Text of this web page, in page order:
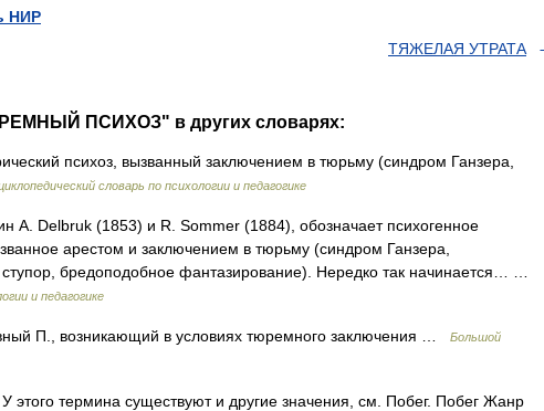
НИР
ТЯЖЕЛАЯ УТРАТА
ПСИХОЗ" в других словарях:
психоз, вызванный заключением в тюрьму (синдром Ганзера,
словарь по психологии и педагогике
A. Delbruk (1853) и R. Sommer (1884), обозначает психогенное
арестом и заключением в тюрьму (синдром Ганзера,
бредоподобное фантазирование). Нередко так начинается… …
и педагогике
П., возникающий в условиях тюремного заключения …
Большой
этого термина существуют и другие значения, см. Побег. Побег Жанр